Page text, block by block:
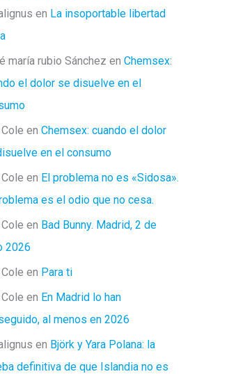
en La insoportable libertad
maría rubio Sánchez en Chemsex:
el dolor se disuelve en el
en Chemsex: cuando el dolor
en el consumo
en El problema no es «Sidosa».
es el odio que no cesa.
en Bad Bunny. Madrid, 2 de
2026
en Para ti
en En Madrid lo han
al menos en 2026
en Björk y Yara Polana: la
definitiva de que Islandia no es